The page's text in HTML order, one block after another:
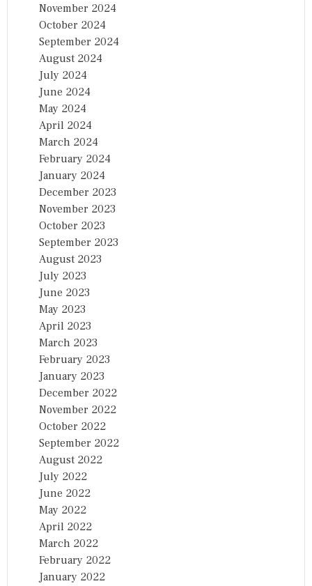
November 2024
October 2024
September 2024
August 2024
July 2024
June 2024
May 2024
April 2024
March 2024
February 2024
January 2024
December 2023
November 2023
October 2023
September 2023
August 2023
July 2023
June 2023
May 2023
April 2023
March 2023
February 2023
January 2023
December 2022
November 2022
October 2022
September 2022
August 2022
July 2022
June 2022
May 2022
April 2022
March 2022
February 2022
January 2022